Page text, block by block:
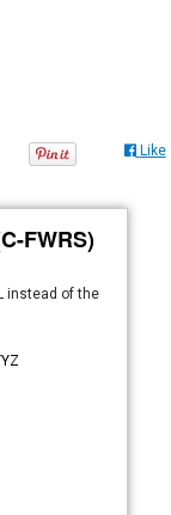
Like
FWRS)
instead of the